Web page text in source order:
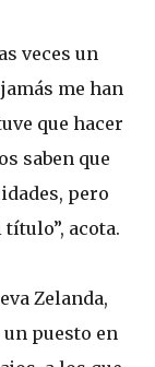
veces un
me han
que hacer
saben que
pero
acota.
Zelanda,
puesto en